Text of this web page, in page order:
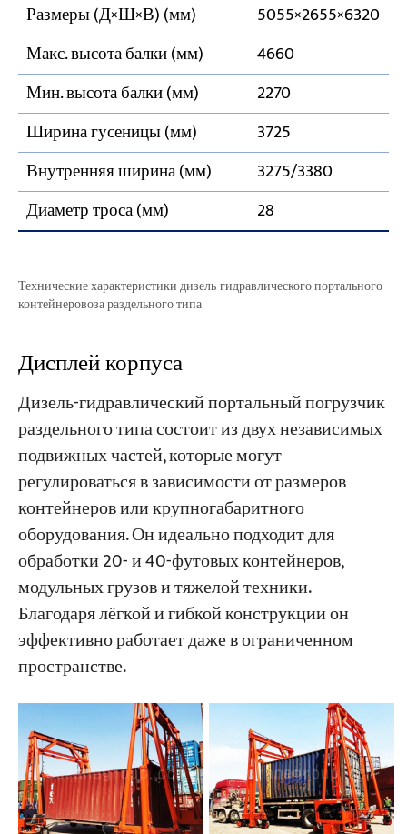
Размеры (Д×Ш×В) (мм)
5055×2655×6320
Макс. высота балки (мм)
4660
Мин. высота балки (мм)
2270
Ширина гусеницы (мм)
3725
Внутренняя ширина (мм)
3275/3380
Диаметр троса (мм)
28
Технические характеристики дизель-гидравлического портального
контейнеровоза раздельного типа
Дисплей корпуса
Дизель-гидравлический портальный погрузчик
раздельного типа состоит из двух независимых
подвижных частей, которые могут
регулироваться в зависимости от размеров
контейнеров или крупногабаритного
оборудования. Он идеально подходит для
обработки 20- и 40-футовых контейнеров,
модульных грузов и тяжелой техники.
Благодаря лёгкой и гибкой конструкции он
эффективно работает даже в ограниченном
пространстве.